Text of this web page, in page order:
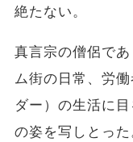
絶たない。
真言宗の僧侶で
ム街の日常、労
ダー）の生活に
の姿を写しとっ